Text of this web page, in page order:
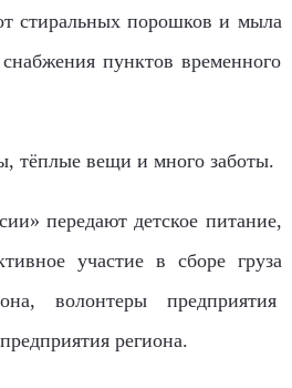
стиральных порошков и мыла
пунктов временного
тёплые вещи и много заботы.
передают детское питание,
участие в сборе груза
волонтеры предприятия
региона.